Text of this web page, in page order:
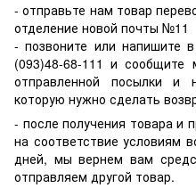
- отправьте нам товар
отделение новой почты №11
- позвоните или напишите
(093)48-68-111 и сообщите
отправленной посылки и
которую нужно сделать
- после получения товара и
на соответствие условиям
дней, мы вернем вам
отправляем другой товар.